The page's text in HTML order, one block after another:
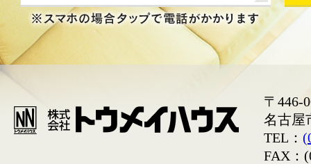
〒446-
名古屋
TEL：
FAX：